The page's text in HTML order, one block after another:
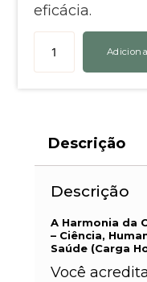
eficácia.
Descrição
Descrição
A Harmonia da
– Ciência,
Saúde (Carga
Você